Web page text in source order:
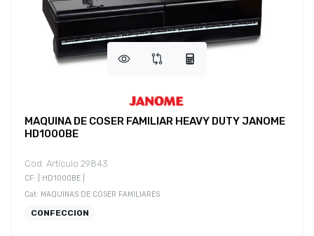
MAQUINA DE COSER FAMILIAR HEAVY DUTY JANOME
HD1000BE
Cod. Artículo 29843
CF: | HD1000BE |
Cat: MAQUINAS DE COSER FAMILIARES
CONFECCION